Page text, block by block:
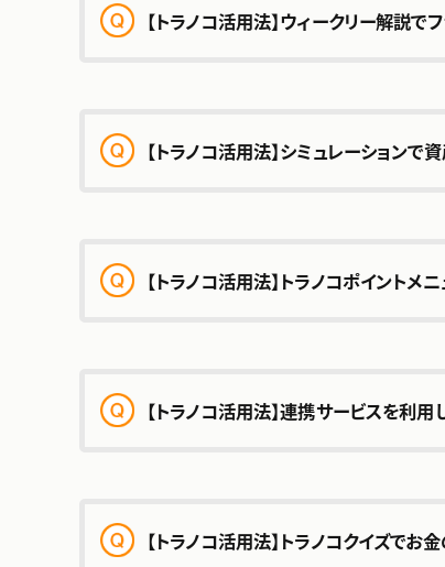
【トラノコ活⽤法】ウィークリー解説で
【トラノコ活用法】シミュレーションで
【トラノコ活用法】トラノコポイントメ
【トラノコ活用法】連携サービスを利
【トラノコ活用法】トラノコクイズでお